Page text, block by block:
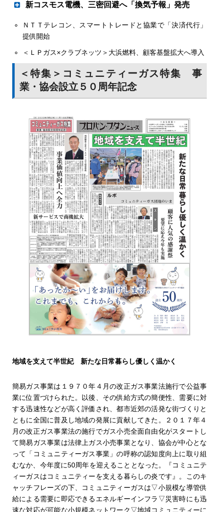
して、さらに電気料金単価を１㌔㍗時０・４円下げ、ガス
ガス顧客の開拓を図り、経営への影響が少ない料金低廉化
の道を探る。
ユカカラ暖房
リボンガス 道内普及に弾み
リボンガス（本社・熊本市、内海久俊代表）が人気の回転
すし店「根室花まる南郷店」（札幌市白石区）に「ユカカ
ラ暖房」を設置した。ユカカラ暖房は温水床暖房で、発生
する遠赤外線が室内を均等に暖める設備。札幌圏では延床
面積１４０平方㍍超の規模に施工するのは今回が初めてと
る。１９９０年度に完成した立体交差の名称だ。
広センターをはじめとするＬＰガス関連の工場が点在して
いることが名前の由来だと思われる。
写真㊤充填を行うカメイ物流サービス社員㊦保安点検
バルク相互配送で協定
カメイ物流とガスパル東北
カメイ物流サービス（本社・多賀城市、遠藤良一社長）と
ガスパル東北（本社・仙台市、伊藤忠社長）は５日、塩釜
市のカメイ塩釜ガスターミナルを拠点に初の合同訓練を実
施、カメイ物流サービスがローリーを出動させ、ガスパル
東北の供給先のバルク貯槽に充填を行った。両社は車両ト
ラブルなどでバルクローリーを運行できなくなっても供給
が滞ることがないように、互いにバルク配送を助け合う協
定を締結している。
岩谷産業
伊勢ＬＰＧセンター完成
南勢地区最大の基地に
岩谷産業（本社・大阪、東京、間島寬社長）は伊勢市内に
あった旧充填所をリニューアル移転し、新たに年間約８千
㌧超の充填規模を有する三重県南勢地区最大規模の「伊勢
ＬＰＧセンター」（伊勢市左八町）を完成した。４月の着
００％子会社であるホームエネルギー東海伊勢センターが
担い、配送業務はホームエネルギー東海伊勢センターとＪ
Ａ全農がそれぞれ行う。
新コスモス電機、三密回避へ「換気予報」発売
空間の混雑状況を警告
３密回避へ「換気予報」
新コス 空間の混雑状況警告
新コスモス電機（本社・大阪市、橋良典社長）は10日、
３密ソリューション「三密おしらせシステム 換気予報」
を発売した。エンコアードジャパンが提供する「コネクト
ＣＯセンサ」と「コネクトセルラー」を活用する。新型
コロナウイルス対策として密閉、密集、密接の３密を避け
るため、換気のタイミングを可視化して適切な換気を促す
とともに、その場の人数を簡易計測し混雑状況を知らせ
ＮＴＴテレコン、スマートトレードと協業で「決済代行」
提供開始
＜ＬＰガス×クラブネッツ＞大浜燃料、顧客基盤拡大へ導入
＜特集＞コミュニティーガス特集 事
業・協会設立５０周年記念
地域を支えて半世紀 新たな日常暮らし優しく温かく
簡易ガス事業は１９７０年４月の改正ガス事業法施行で公益事
業に位置づけられた。以後、その供給方式の簡便性、需要に対
する迅速性などが高く評価され、都市近郊の活発な街づくりと
ともに全国に普及し地域の発展に貢献してきた。２０１７年４
月の改正ガス事業法の施行でガス小売全面自由化がスタートし
て簡易ガス事業は法律上ガス小売事業となり、協会が中心とな
って「コミュニティーガス事業」の呼称の認知度向上に取り組
むなか、今年度に50周年を迎えることとなった。『コミュニテ
ィーガスはコミュニティーを支える暮らしの炎です』。このキ
ャッチフレーズの下、コミュニティーガスは▽小規模な導管供
給による需要に即応できるエネルギーインフラ▽災害時にも迅
速な対応が可能な小規模ネットワーク▽地域コミュニティーに